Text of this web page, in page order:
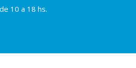
10 a 18 hs.